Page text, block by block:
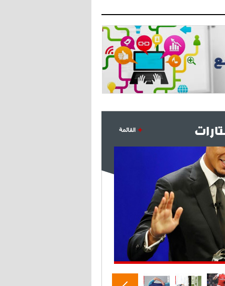
14:42
- 2021/07/27
أوهارا: "محرز، فودن ودي بروين..
ثلاثي من نار"
18:30
- 2021/07/25
لوكاتيلي يؤكد نيته في الانتقال إلى
جوفنتوس عبر تويتر!
18:10
- 2021/07/25
وقدوم الإيطالي يقترب القائمة